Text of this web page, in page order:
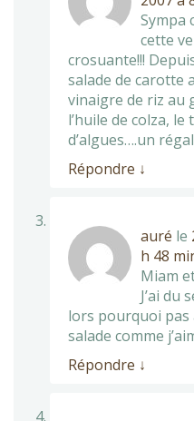
Sympa
cette
crosuante!!!
salade de carotte
vinaigre de riz au
l’huile de colza,
d’algues….un
Répondre ↓
auré le
h 48
Miam
J’ai du
lors pourquoi pas
salade comme
Répondre ↓